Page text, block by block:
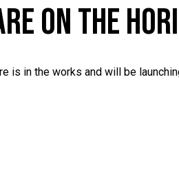
ON THE
is in the works and will be